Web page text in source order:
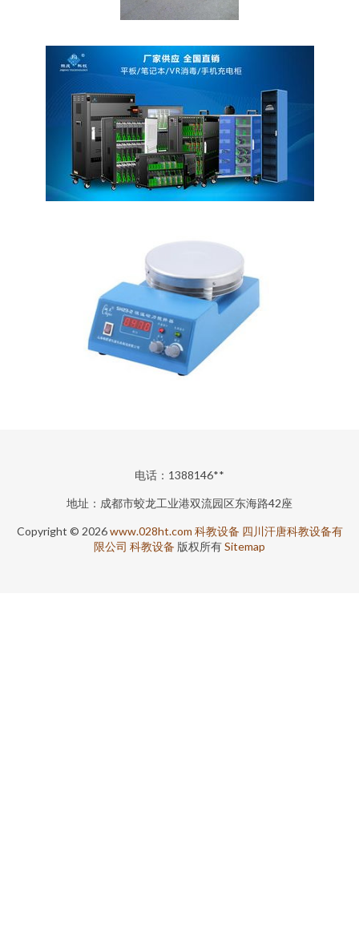
电话：1388146**
地址：成都市蛟龙工业港双流园区东海路42座
Copyright © 2026www.028ht.com 科教设备 四川汗唐科教设备有
限公司 科教设备 版权所有Sitemap